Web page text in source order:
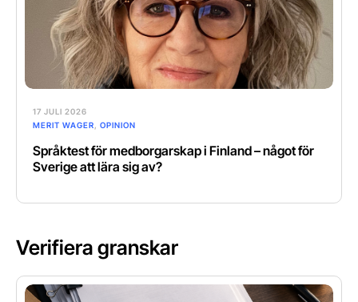
17 JULI 2026
MERIT WAGER
OPINION
Språktest för medborgarskap i Finland – något för
Sverige att lära sig av?
Verifiera granskar